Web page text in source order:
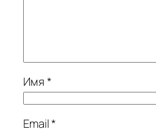
Имя*
Email*